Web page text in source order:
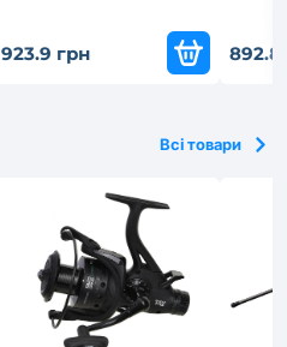
923.9 грн 892.8
Всі товари